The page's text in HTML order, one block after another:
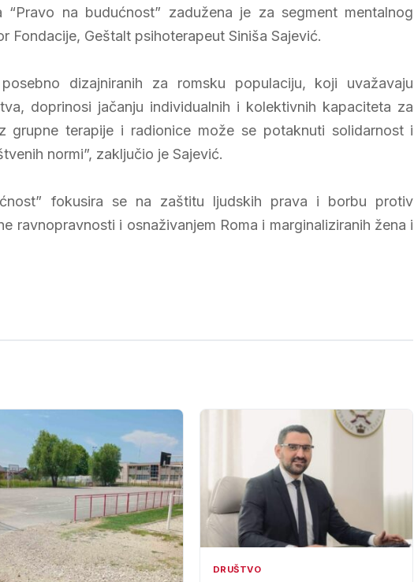
na budućnost” zadužena je za segment mentalnog
Fondacije, Geštalt psihoterapeut Siniša Sajević.
dizajniranih za romsku populaciju, koji uvažavaju
doprinosi jačanju individualnih i kolektivnih kapaciteta za
grupne terapije i radionice može se potaknuti solidarnost i
normi”, zaključio je Sajević.
fokusira se na zaštitu ljudskih prava i borbu protiv
ravnopravnosti i osnaživanjem Roma i marginaliziranih žena i
DRUŠTVO